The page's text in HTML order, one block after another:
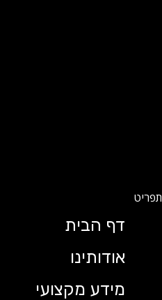
דף הבית
אודותינו
מידע מקצועי